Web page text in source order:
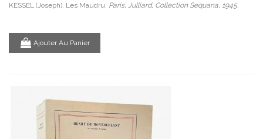
KESSEL (Joseph). Les Maudru. Paris, Julliard, Collection Sequana, 1945.
Ajouter Au Panier